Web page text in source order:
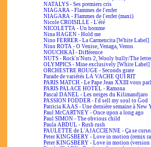
NATALYS - Ses premiers cris
NIAGARA - Flammes de l'enfer
NIAGARA - Flammes de l'enfer (maxi)
Nicole CROISILLE - L'été
NICOLETTA - Un homme
Nina HAGEN - Hold me
Nino FERRER - La Carmencita [White Label]
Nino ROTA - O Venise, Venaga, Venus
NOUCHKAÏ - Différence
NUTS - Rock'n'Nuts 2, Wooly bully/The
OLYMPICS - Mine exclusively [White Label]
ORCHESTRE ROUGE - Seconds grate
Parade de variétés LA VACHE QUI RIT
PARIS MATCH - Le Pape Jean XXIII vous
PARIS PALACE HOTEL - Ramona
Pascal DANEL - Les neiges du Kilimandjaro
PASSION FODDER - I'd sell my soul to God
Patricia KAAS - Une dernière semaine à New
Paul McCARTNEY - Once upon a long ago
Paul SIMON - The obvious child
Paula ABDUL - Rush rush
PAULETTE de L'AJACCIENNE - Ça se
Peter KINGSBERY - Love in motion (remix
Peter KINGSBERY - Love in motion (version